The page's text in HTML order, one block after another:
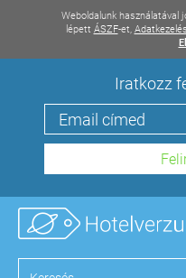
Weboldalunk használatával
lépett ÁSZF-et,
Iratkozz